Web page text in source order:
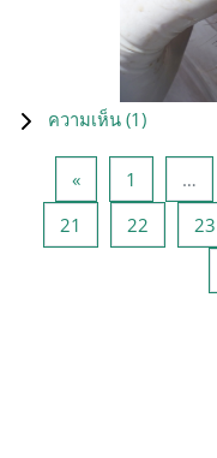
ความเห็น (1)
«Previous page
1 …
21 หน้า 2122 หน้า 2223